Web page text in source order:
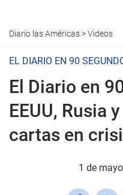
Diario las Américas>Videos
EL DIARIO EN 90
El Diario en
EEUU, Rusia
cartas en
1 de